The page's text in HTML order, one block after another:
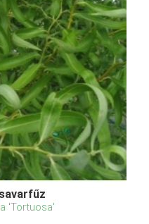
'Tortuosa'